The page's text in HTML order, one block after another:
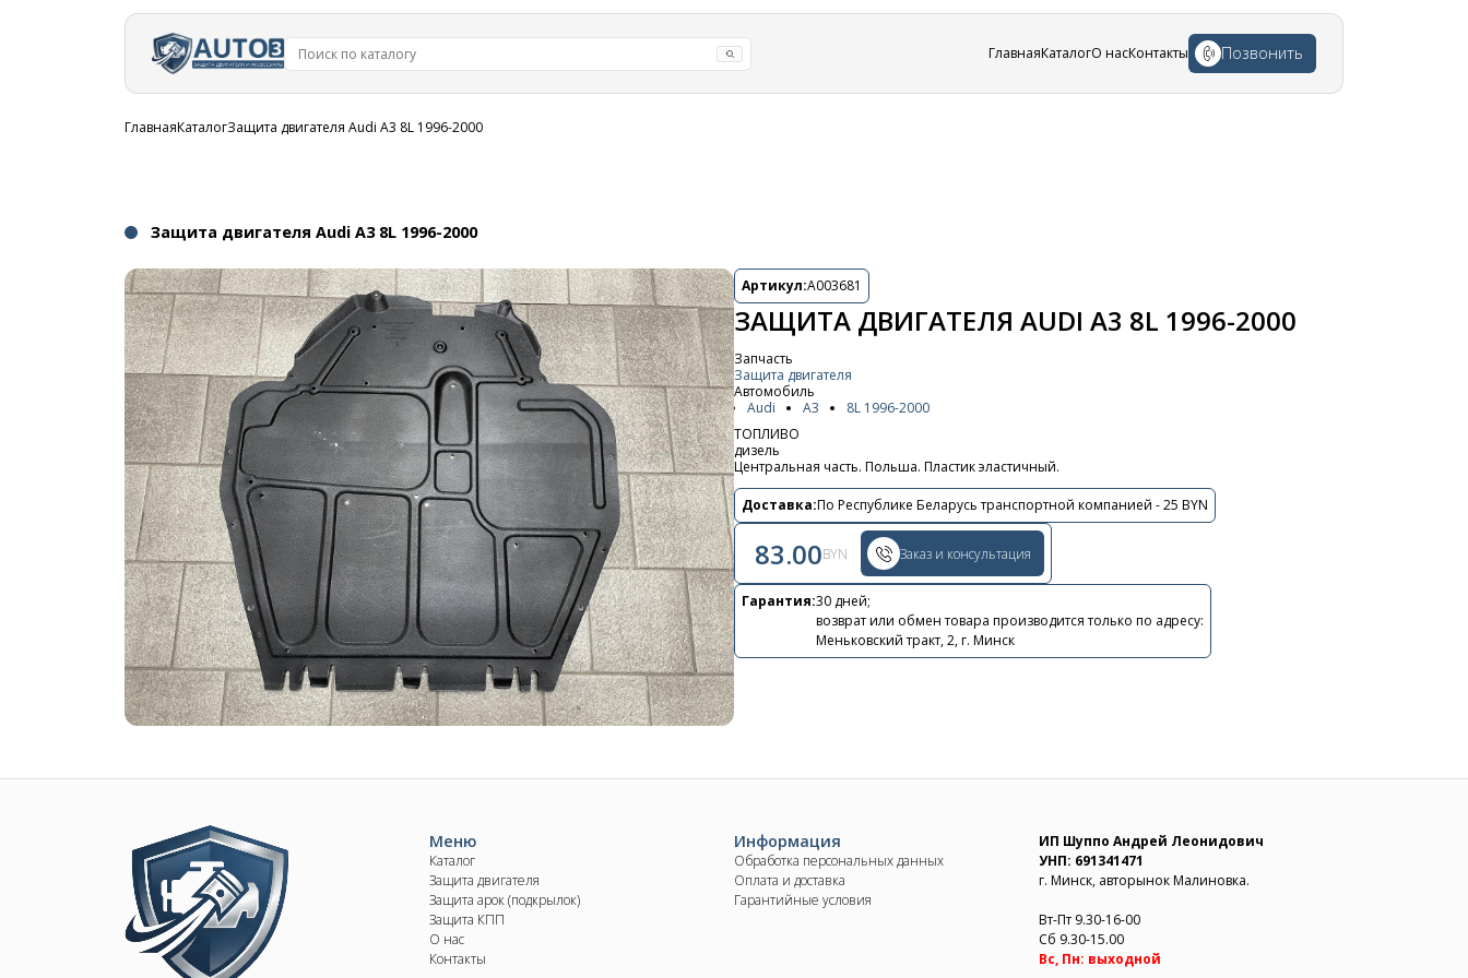
ГлавнаяКаталогО насКонтакты Позвонить
Строка
ГлавнаяКаталогЗащита двигателя Audi A3 8L 1996-2000
Защита двигателя Audi A3 8L 1996-2000
Артикул:A003681
ЗАЩИТА ДВИГАТЕЛЯ AUDI A3 8L 1996-2000
Запчасть
Защита двигателя
Автомобиль
Audi
A3
8L 1996-2000
ТОПЛИВО
дизель
Центральная часть. Польша. Пластик эластичный.
Доставка:По Республике Беларусь транспортной компанией - 25 BYN
83.00BYN Заказ и консультация
Гарантия:30 дней;
возврат или обмен товара производится только по адресу:
Меньковский тракт, 2, г. Минск
Контакты
+375 29 870 15 80
Viber
shupik21@bk.ru
Image Меню
Каталог
Защита двигателя
Защита арок (подкрылок)
Защита КПП
О нас
Контакты
Информация
Обработка персональных данных
Оплата и доставка
Гарантийные условия
ИП Шуппо Андрей Леонидович
УНП: 691341471
г. Минск, авторынок Малиновка.
Вт-Пт 9.30-16-00
Сб 9.30-15.00
Вс, Пн: выходной